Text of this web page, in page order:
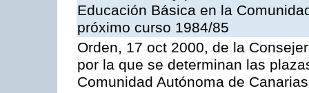
Educación Básica en la
próximo curso 1984/85
Orden, 17 oct 2000, de la
por la que se determinan las
Comunidad Autónoma de Canarias